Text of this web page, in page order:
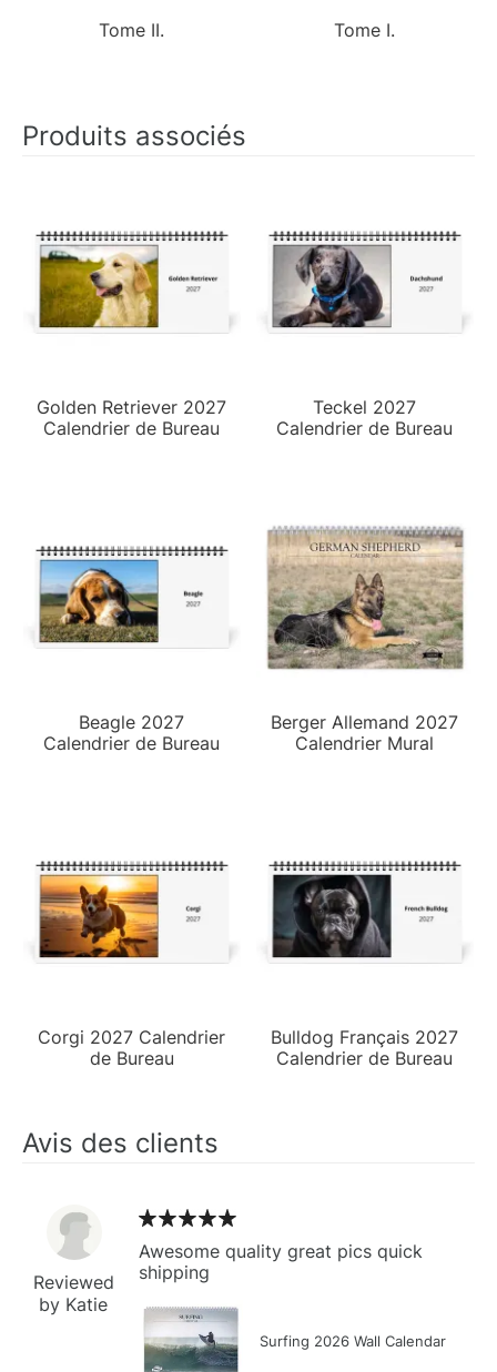
Tome II. Tome I.
Produits associés
Golden Retriever 2027
Calendrier de Bureau
Teckel 2027
Calendrier de Bureau
Beagle 2027
Calendrier de Bureau
Berger Allemand 2027
Calendrier Mural
Corgi 2027 Calendrier
de Bureau
Bulldog Français 2027
Calendrier de Bureau
Avis des clients
Reviewed
by Katie
Awesome quality great pics quick
shipping
Surfing 2026 Wall Calendar